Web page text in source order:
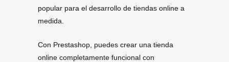
popular para el desarrollo de tiendas online a
medida.
Con Prestashop, puedes crear una tienda
online completamente funcional con